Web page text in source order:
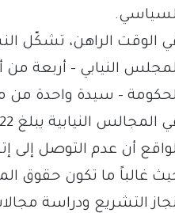
المجالس النيابية يبلغ 22 في المئة.
أن عدم التوصل إلى
غالباً ما تكون حقوق
التشريع ودراسة